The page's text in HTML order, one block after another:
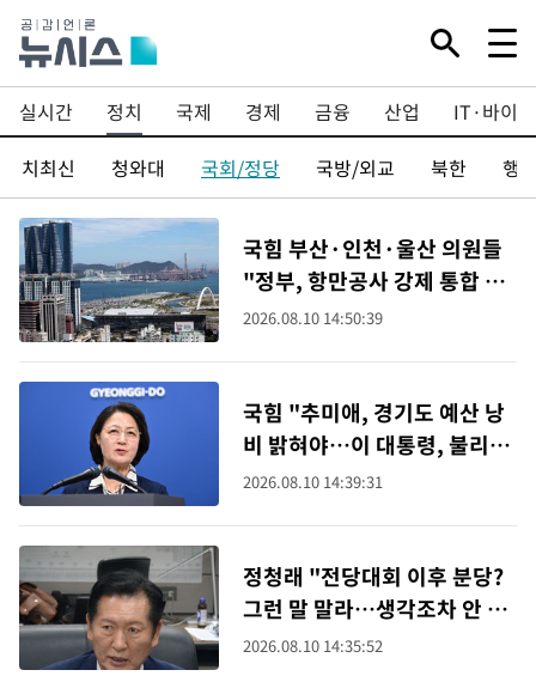
실시간 정치 국제 경제 금융 산업
IT·바이오
정치최신
청와대 국회/정당 국방/외교 북한 행
국힘 부산·인천·울산 의원들
"정부, 항만공사 강제 통합 철
회해야"
2026.08.10 14:50:39
국힘 "추미애, 경기도 예산 낭
비 밝혀야…이 대통령, 불리하
면 '입꾹닫'"
2026.08.10 14:39:31
정청래 "전당대회 이후 분당?
그런 말 말라…생각조차 안 해
봐"
2026.08.10 14:35:52